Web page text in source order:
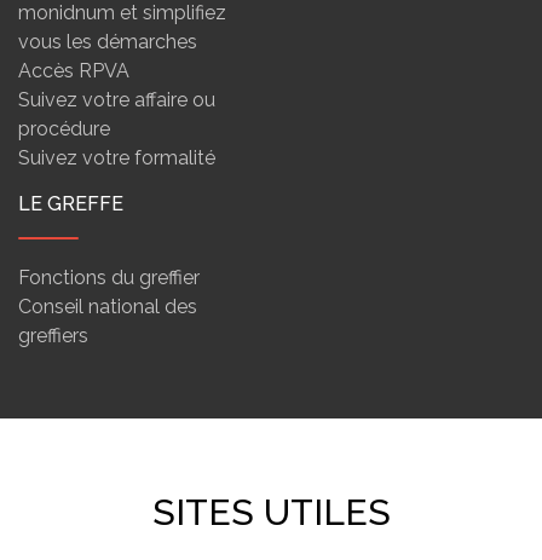
monidnum et simplifiez
vous les démarches
Accès RPVA
Suivez votre affaire ou
procédure
Suivez votre formalité
LE GREFFE
Fonctions du greffier
Conseil national des
greffiers
SITES UTILES